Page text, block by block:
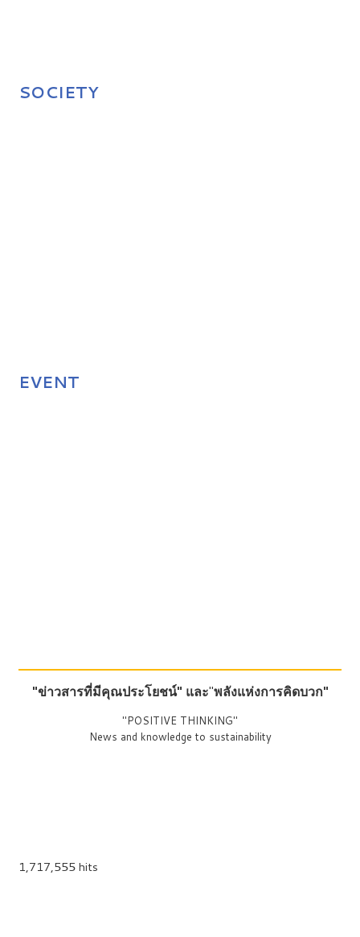
SOCIETY
EVENT
"ข่าวสารที่มีคุณประโยชน์" และ"พลังแห่งการคิดบวก"
"POSITIVE THINKING"
News and knowledge to sustainability
1,717,555 hits